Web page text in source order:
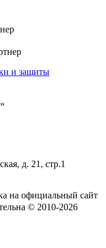
и защиты
д. 21, стр.1
на официальный сайт
© 2010-2026